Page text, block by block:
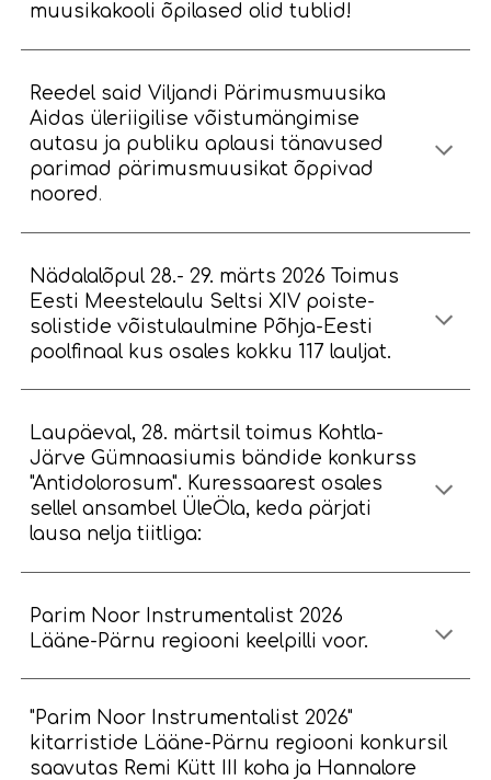
muusikakooli õpilased olid tublid!
Reedel said Viljandi Pärimusmuusika
Aidas üleriigilise võistumängimise
autasu ja publiku aplausi tänavused
parimad pärimusmuusikat õppivad
noored.
Nädalalõpul 28.- 29. märts 2026 Toimus
Eesti Meestelaulu Seltsi XIV poiste-
solistide võistulaulmine Põhja-Eesti
poolfinaal kus osales kokku 117 lauljat.
Laupäeval, 28. märtsil toimus Kohtla-
Järve Gümnaasiumis bändide konkurss
"Antidolorosum". Kuressaarest osales
sellel ansambel ÜleÖla, keda pärjati
lausa nelja tiitliga:
Parim Noor Instrumentalist 2026
Lääne-Pärnu regiooni keelpilli voor.
"Parim Noor Instrumentalist 2026"
kitarristide Lääne-Pärnu regiooni konkursil
saavutas Remi Kütt III koha ja Hannalore